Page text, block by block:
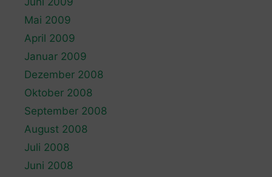
Mai 2009
April 2009
Januar 2009
Dezember 2008
Oktober 2008
September 2008
August 2008
Juli 2008
Juni 2008